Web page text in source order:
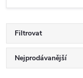
Filtrovat
Ř
Nejprodávanější